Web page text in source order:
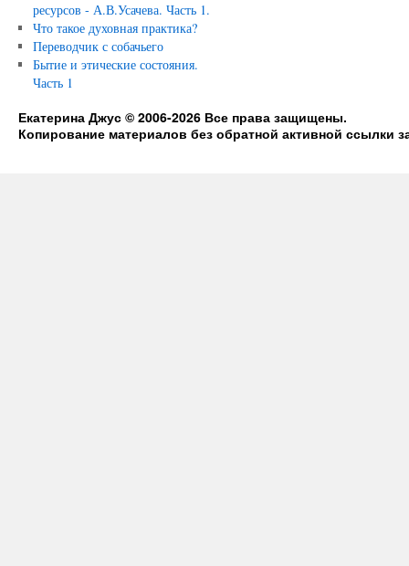
ресурсов - А.В.Усачева. Часть 1.
Что такое духовная практика?
Переводчик с собачьего
Бытие и этические состояния.
Часть 1
Екатерина Джус © 2006-2026 Все права защищены.
Копирование материалов без обратной активной ссылки